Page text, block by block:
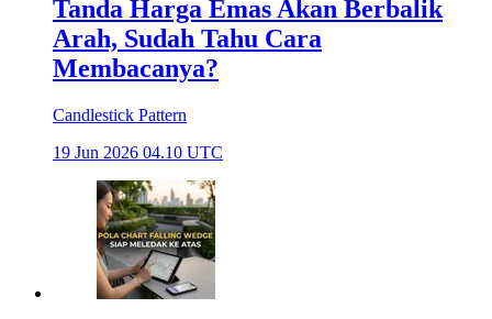
Tanda Harga Emas Akan Berbalik
Arah, Sudah Tahu Cara
Membacanya?
Candlestick Pattern
19 Jun 2026 04.10 UTC